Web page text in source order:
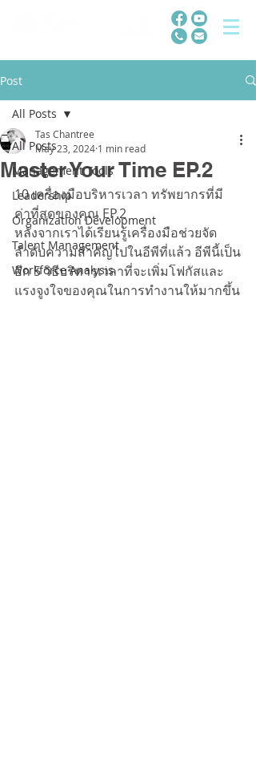
Post
All Posts
Management Tools
Leadership
Organization Development
Talent Management
Workforce Analysis
All Posts
Master Your Time EP.2
Tas Chantree
May 23, 2024 1 min read
10 เครื่องมือบริหารเวลา ทรัพยากรที่มี
ค่าที่สุดของคุณ EP.2
หลังจากเราได้เรียนรู้เครื่องมือช่วยจัด
ลำดับความสำคัญไปในอีพีที่แล้ว อีพีนี้เป็น
อีก 5 วิธีบริหารเวลาที่จะเพิ่มโฟกัสและ
แรงจูงใจของคุณในการทำงานให้มากขึ้น